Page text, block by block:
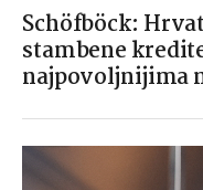
Schöfböck:
stambene
najpovoljnijima